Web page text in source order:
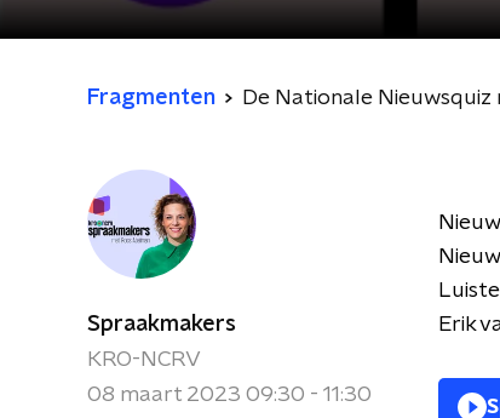
Fragmenten De Nationale Nieuwsquiz
Spraakmakers
KRO-NCRV
08 maart 2023 09:30 - 11:30
Erik